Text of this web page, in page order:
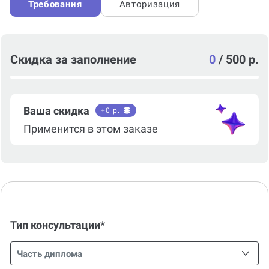
Требования Авторизация
Скидка за заполнение 0 / 500 р.
Ваша скидка +0 р.
Применится в этом заказе
Тип консультации*
Часть диплома